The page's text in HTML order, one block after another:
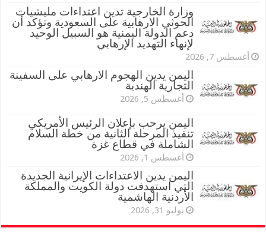
وزارة الخارجية تدين اعتداءات مليشيات
الحوثي الارهابية على السعودية وتؤكد أن
دعم الدولة اليمنية هو السبيل الوحيد
لإنهاء التهديد الإرهابي
أغسطس 7, 2026
اليمن يدين الهجوم الارهابي على السفينة
التجارية الهندية
أغسطس 5, 2026
اليمن يرحب بإعلان الرئيس الأمريكي
تنفيذ المرحلة الثانية من خطة السلام
الشاملة في قطاع غزة
أغسطس 1, 2026
اليمن يدين الاعتداءات الإيرانية الجديدة
التي استهدفت دولة الكويت والمملكة
الأردنية الهاشمية
يوليو 31, 2026